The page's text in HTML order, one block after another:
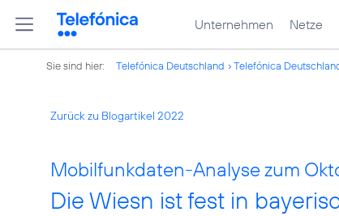
Unternehmen Netze
Sie sind hier: Telefónica Deutschland Telefónica
Zurück zu Blogartikel 2022
Mobilfunkdaten-Analyse zum
Die Wiesn ist fest in